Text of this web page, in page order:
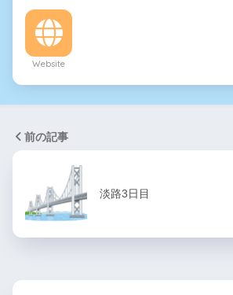
Website
前の記事
淡路3日目